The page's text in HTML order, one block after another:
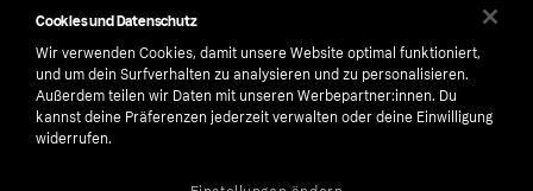
Cookies und Datenschutz
Wir verwenden Cookies, damit unsere Website optimal funktioniert,
und um dein Surfverhalten zu analysieren und zu personalisieren.
Außerdem teilen wir Daten mit unseren Werbepartner:innen. Du
kannst deine Präferenzen jederzeit verwalten oder deine Einwilligung
widerrufen.